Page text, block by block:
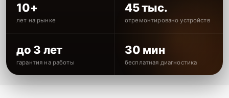
10+
лет на рынке
45 тыс.
отремонтировано устройств
до 3 лет
гарантия на работы
30 мин
бесплатная диагностика